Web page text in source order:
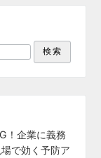
検索
！企業に義務
で効く予防ア